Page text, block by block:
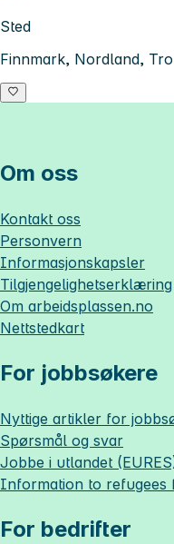
Sted
Finnmark, Nordland,
Om oss
Kontakt oss
Personvern
Informasjonskapsler
Tilgjengelighetserklæring
Om arbeidsplassen.no
Nettstedkart
For jobbsøkere
Nyttige artikler for
Spørsmål og svar
Jobbe i utlandet
Information to refugees
For bedrifter